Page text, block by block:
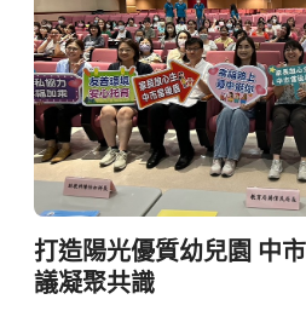
打造陽光優質幼兒園 中
議凝聚共識